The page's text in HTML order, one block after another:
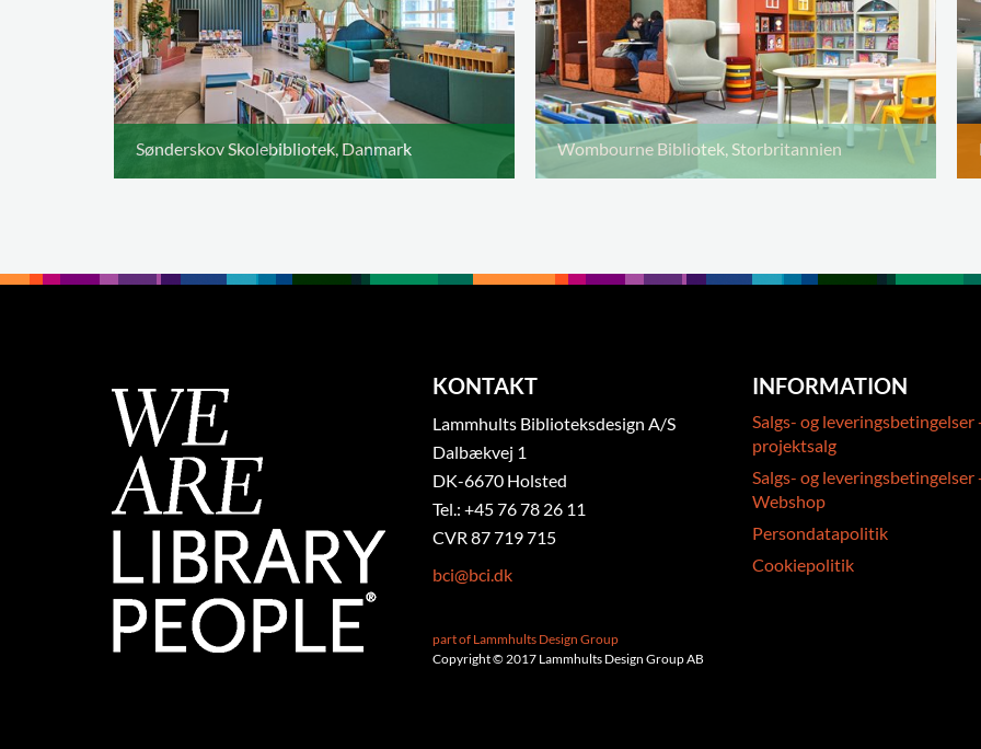
Sønderskov Skolebibliotek, Danmark Wombourne Bibliotek, Storbritannien
KONTAKT
Lammhults Biblioteksdesign A/S
Dalbækvej 1
DK-6670 Holsted
Tel.: +45 76 78 26 11
CVR 87 719 715
bci@bci.dk
part of Lammhults Design Group
Copyright © 2017 Lammhults Design Group AB
INFORMATION
Salgs- og leveringsbetingelser
projektsalg
Salgs- og leveringsbetingelser
Webshop
Persondatapolitik
Cookiepolitik